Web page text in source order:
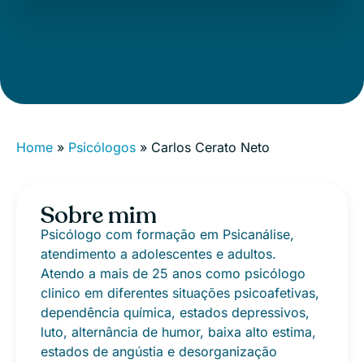
Home » Psicólogos » Carlos Cerato Neto
Sobre mim
Psicólogo com formação em Psicanálise,
atendimento a adolescentes e adultos.
Atendo a mais de 25 anos como psicólogo
clinico em diferentes situações psicoafetivas,
dependência química, estados depressivos,
luto, alternância de humor, baixa alto estima,
estados de angústia e desorganização